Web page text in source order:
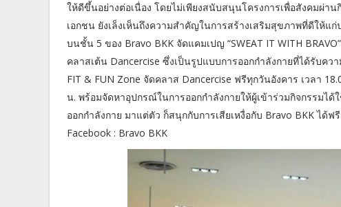
ให้ดีขึ้นอย่างต่อเนื่อง โดยไม่เพียงสนับสนุนโครงการเพื่อสังคมผ่า
เอกชน ยังเล็งเห็นถึงความสำคัญในการสร้างเสริมสุขภาพที่ดีให้
บนชั้น 5 ของ Bravo BKK จัดแคมเปญ “SWEAT IT WITH
คลาสเต้น Dancercise ซึ่งเป็นรูปแบบการออกกำลังกายที่ได้รับ
FIT & FUN Zone จัดคลาส Dancercise ฟรีทุกวันอังคาร เวลา
น. พร้อมจัดหาอุปกรณ์ในการออกกำลังกายให้ผู้เข้าร่วมกิจกรรมไ
ออกกำลังกาย มาแต่ตัว ก็สนุกกับการเสียเหงื่อกับ Bravo BKK ได้
Facebook : Bravo BKK